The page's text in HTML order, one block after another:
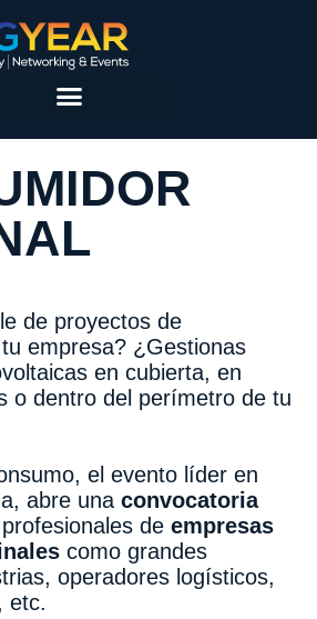
de proyectos de
empresa? ¿Gestionas
en cubierta, en
o dentro del perímetro de tu
el evento líder en
abre una convocatoria
de empresas
como grandes
operadores logísticos,
etc.